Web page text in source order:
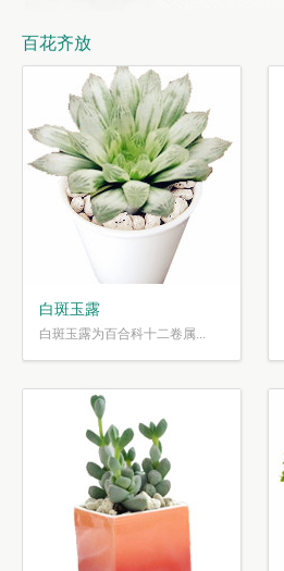
百花齐放
白斑玉露
白斑玉露为百合科十二卷属...